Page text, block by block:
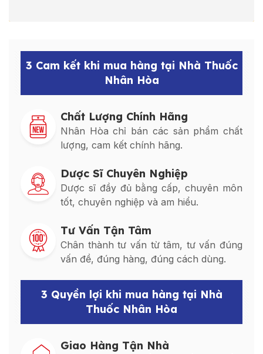
3 Cam kết khi mua hàng tại Nhà Thuốc
Nhân Hòa
Chất Lượng Chính Hãng
Nhân Hòa chỉ bán các sản phẩm chất
lượng, cam kết chính hãng.
Dược Sĩ Chuyên Nghiệp
Dược sĩ đầy đủ bằng cấp, chuyên môn
tốt, chuyên nghiệp và am hiểu.
Tư Vấn Tận Tâm
Chân thành tư vấn từ tâm, tư vấn đúng
vấn đề, đúng hàng, đúng cách dùng.
3 Quyền lợi khi mua hàng tại Nhà
Thuốc Nhân Hòa
Giao Hàng Tận Nhà